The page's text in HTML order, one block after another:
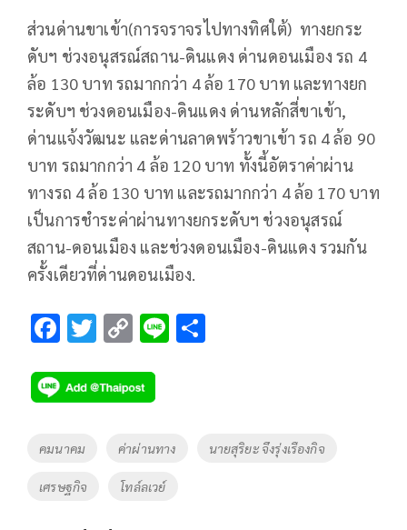
ส่วนด่านขาเข้า(การจราจรไปทางทิศใต้) ทางยกระ
ดับฯ ช่วงอนุสรณ์สถาน-ดินแดง ด่านดอนเมือง รถ 4
ล้อ 130 บาท รถมากกว่า 4 ล้อ 170 บาท และทางยก
ระดับฯ ช่วงดอนเมือง-ดินแดง ด่านหลักสี่ขาเข้า,
ด่านแจ้งวัฒนะ และด่านลาดพร้าวขาเข้า รถ 4 ล้อ 90
บาท รถมากกว่า 4 ล้อ 120 บาท ทั้งนี้อัตราค่าผ่าน
ทางรถ 4 ล้อ 130 บาท และรถมากกว่า 4 ล้อ 170 บาท
เป็นการชำระค่าผ่านทางยกระดับฯ ช่วงอนุสรณ์
สถาน-ดอนเมือง และช่วงดอนเมือง-ดินแดง รวมกัน
ครั้งเดียวที่ด่านดอนเมือง.
F
e
b
o
o
k
T
tt
er
C
p
y
Li
n
k
Li
Tags
คมนาคม ค่าผ่านทาง นายสุริยะ จึงรุ่งเรืองกิจ
เศรษฐกิจ โทล์ลเวย์